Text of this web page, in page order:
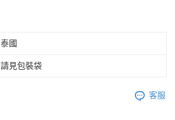
泰國
請見包裝袋
客服